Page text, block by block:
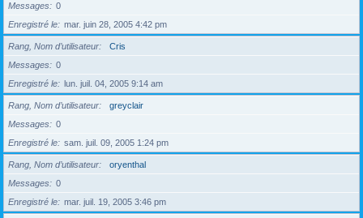
Messages
0
Enregistré le
mar. juin 28, 2005 4:42 pm
Rang, Nom d’utilisateur
Cris
Messages
0
Enregistré le
lun. juil. 04, 2005 9:14 am
Rang, Nom d’utilisateur
greyclair
Messages
0
Enregistré le
sam. juil. 09, 2005 1:24 pm
Rang, Nom d’utilisateur
oryenthal
Messages
0
Enregistré le
mar. juil. 19, 2005 3:46 pm